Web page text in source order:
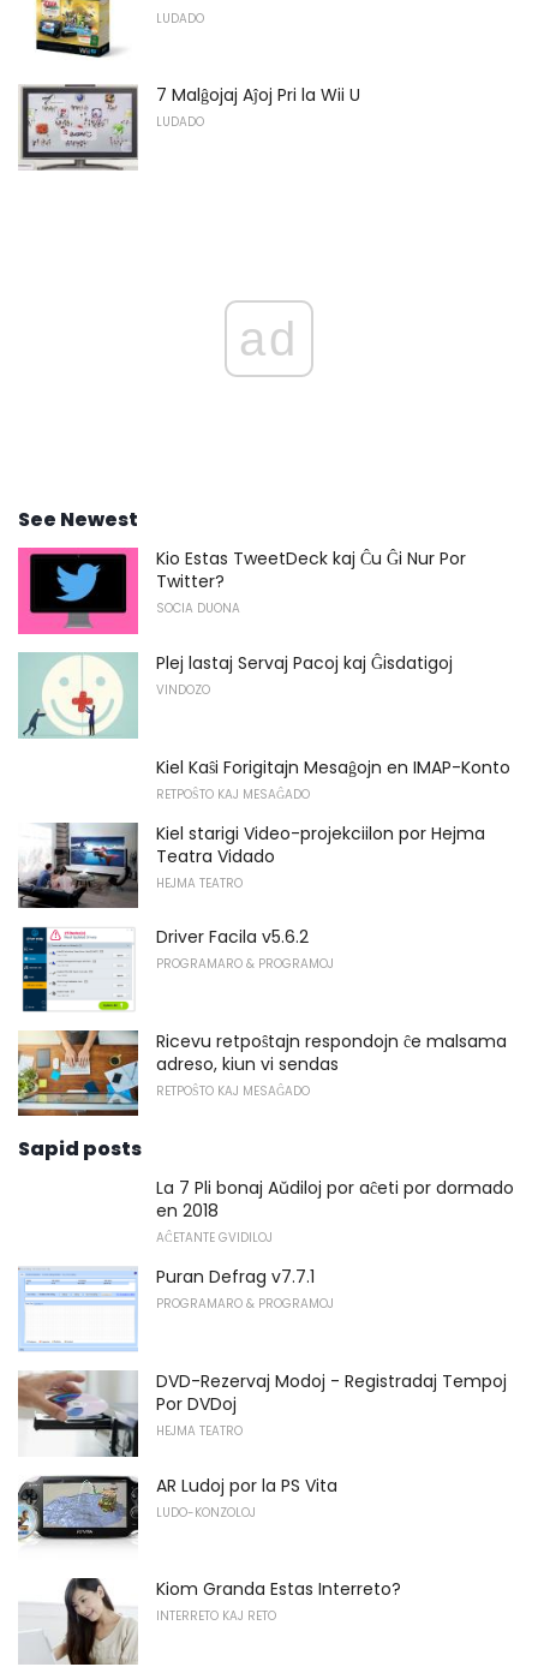
LUDADO
7 Malĝojaj Aĵoj Pri la Wii U
LUDADO
ad
See Newest
Kio Estas TweetDeck kaj Ĉu Ĝi Nur Por
Twitter?
SOCIA DUONA
Plej lastaj Servaj Pacoj kaj Ĝisdatigoj
VINDOZO
Kiel Kaŝi Forigitajn Mesaĝojn en IMAP-Konto
RETPOŜTO KAJ MESAĜADO
Kiel starigi Video-projekciilon por Hejma
Teatra Vidado
HEJMA TEATRO
Driver Facila v5.6.2
PROGRAMARO & PROGRAMOJ
Ricevu retpoŝtajn respondojn ĉe malsama
adreso, kiun vi sendas
RETPOŜTO KAJ MESAĜADO
Sapid posts
La 7 Pli bonaj Aŭdiloj por aĉeti por dormado
en 2018
AĈETANTE GVIDILOJ
Puran Defrag v7.7.1
PROGRAMARO & PROGRAMOJ
DVD-Rezervaj Modoj - Registradaj Tempoj
Por DVDoj
HEJMA TEATRO
AR Ludoj por la PS Vita
LUDO-KONZOLOJ
Kiom Granda Estas Interreto?
INTERRETO KAJ RETO